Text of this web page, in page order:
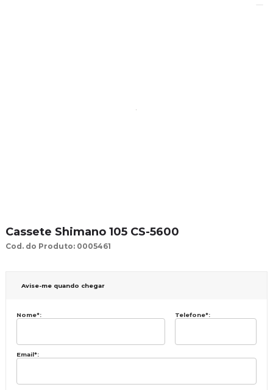
Cassete Shimano 105 CS-5600
Cod. do Produto: 0005461
Avise-me quando chegar
Nome*: Telefone*:
Email*: